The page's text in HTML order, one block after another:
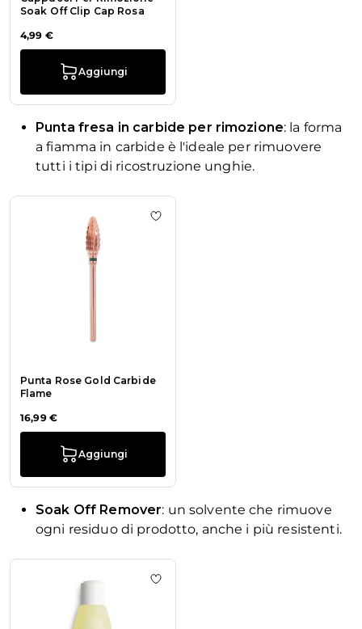
Soak Off Clip Cap Rosa
4,99 €
Aggiungi
Punta fresa in carbide per rimozione: la forma
a fiamma in carbide è l'ideale per rimuovere
tutti i tipi di ricostruzione unghie.
La navigazione tra gli elementi del carosello è possibile
Premi per saltare il carosello
Punta Rose Gold Carbide
Flame
16,99 €
Aggiungi
Aggiungi alla wishlist Punta Rose
Soak Off Remover: un solvente che rimuove
ogni residuo di prodotto, anche i più resistenti.
La navigazione tra gli elementi del carosello è possibile
Premi per saltare il carosello
Aggiungi alla wishlist Soak off